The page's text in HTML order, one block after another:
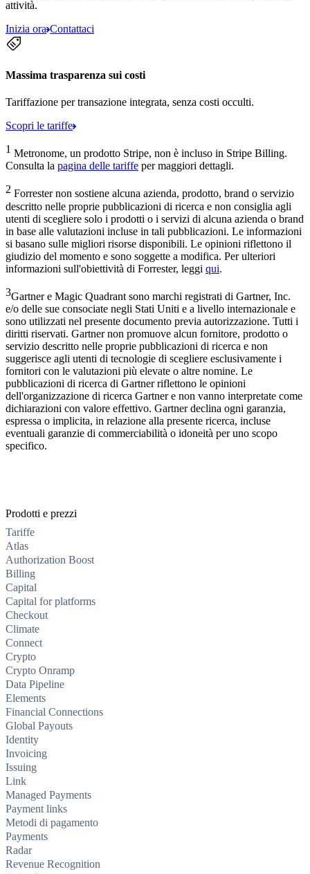
attività.
Inizia ora Contattaci
Massima trasparenza sui costi
Tariffazione per transazione integrata, senza costi occulti.
Scopri le tariffe
1 Metronome, un prodotto Stripe, non è incluso in Stripe Billing.
Consulta la pagina delle tariffe per maggiori dettagli.
2 Forrester non sostiene alcuna azienda, prodotto, brand o servizio
descritto nelle proprie pubblicazioni di ricerca e non consiglia agli
utenti di scegliere solo i prodotti o i servizi di alcuna azienda o brand
in base alle valutazioni incluse in tali pubblicazioni. Le informazioni
si basano sulle migliori risorse disponibili. Le opinioni riflettono il
giudizio del momento e sono soggette a modifica. Per ulteriori
informazioni sull'obiettività di Forrester, leggi qui.
3Gartner e Magic Quadrant sono marchi registrati di Gartner, Inc.
e/o delle sue consociate negli Stati Uniti e a livello internazionale e
sono utilizzati nel presente documento previa autorizzazione. Tutti i
diritti riservati. Gartner non promuove alcun fornitore, prodotto o
servizio descritto nelle proprie pubblicazioni di ricerca e non
suggerisce agli utenti di tecnologie di scegliere esclusivamente i
fornitori con le valutazioni più elevate o altre nomine. Le
pubblicazioni di ricerca di Gartner riflettono le opinioni
dell'organizzazione di ricerca Gartner e non vanno interpretate come
dichiarazioni con valore effettivo. Gartner declina ogni garanzia,
espressa o implicita, in relazione alla presente ricerca, incluse
eventuali garanzie di commerciabilità o idoneità per uno scopo
specifico.
Prodotti e prezzi
Tariffe
Atlas
Authorization Boost
Billing
Capital
Capital for platforms
Checkout
Climate
Connect
Crypto
Crypto Onramp
Data Pipeline
Elements
Financial Connections
Global Payouts
Identity
Invoicing
Issuing
Link
Managed Payments
Payment links
Metodi di pagamento
Payments
Radar
Revenue Recognition